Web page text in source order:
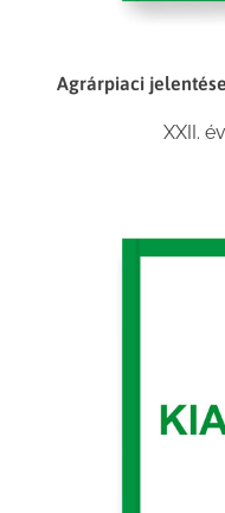
Agrárpiaci
XXII.